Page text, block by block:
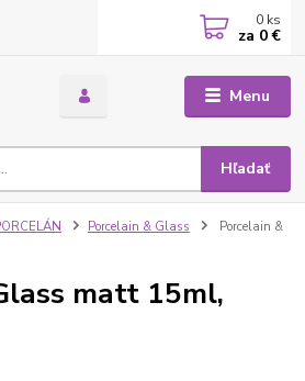
Menu
Hľadať
0 ks
za 0 €
Porcelain & Glass
Porcelain &
matt 15ml,